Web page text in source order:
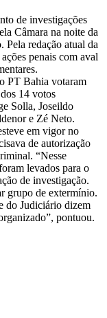
de investigações
Câmara na noite da
Pela redação atual da
penais com aval
PT Bahia votaram
14 votos
Solla, Joseildo
e Zé Neto.
em vigor no
de autorização
“Nesse
levados para o
de investigação.
grupo de extermínio.
do Judiciário dizem
pontuou.